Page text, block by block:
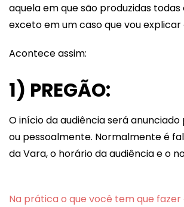
aquela em que são produzidas todas
exceto em um caso que vou explicar
Acontece assim:
1) PREGÃO:
O início da audiência será
ou pessoalmente. Normalmente é
da Vara, o horário da audiência e o
Na prática o que você tem que